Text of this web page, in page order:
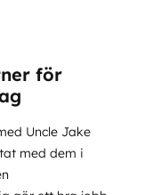
för
Uncle Jake
med dem i